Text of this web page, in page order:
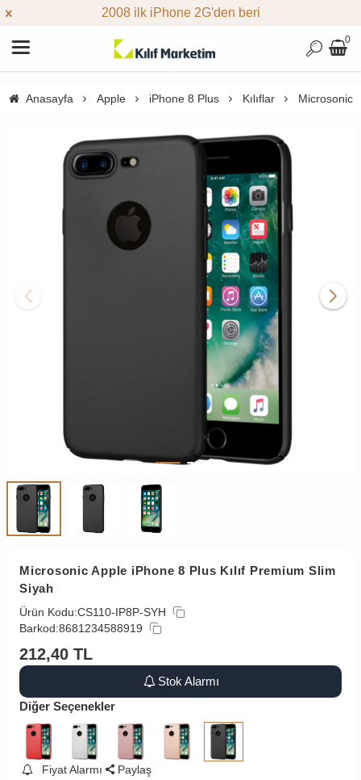
2008 ilk iPhone 2G'den beri
0
Anasayfa Apple iPhone 8 Plus Kılıflar Microsonic
Microsonic Apple iPhone 8 Plus Kılıf Premium Slim
Siyah
Ürün Kodu:CS110-IP8P-SYH
Barkod:8681234588919
212,40 TL
Stok Alarmı
Diğer Seçenekler
Fiyat Alarmı Paylaş